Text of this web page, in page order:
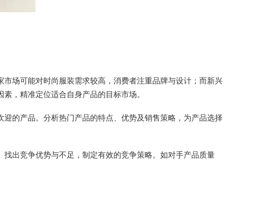
场可能对时尚服装需求较高，消费者注重品牌与设计；而新兴
，精准定位适合自身产品的目标市场。
的产品。分析热门产品的特点、优势及销售策略，为产品选择
出竞争优势与不足，制定有效的竞争策略。如对手产品质量